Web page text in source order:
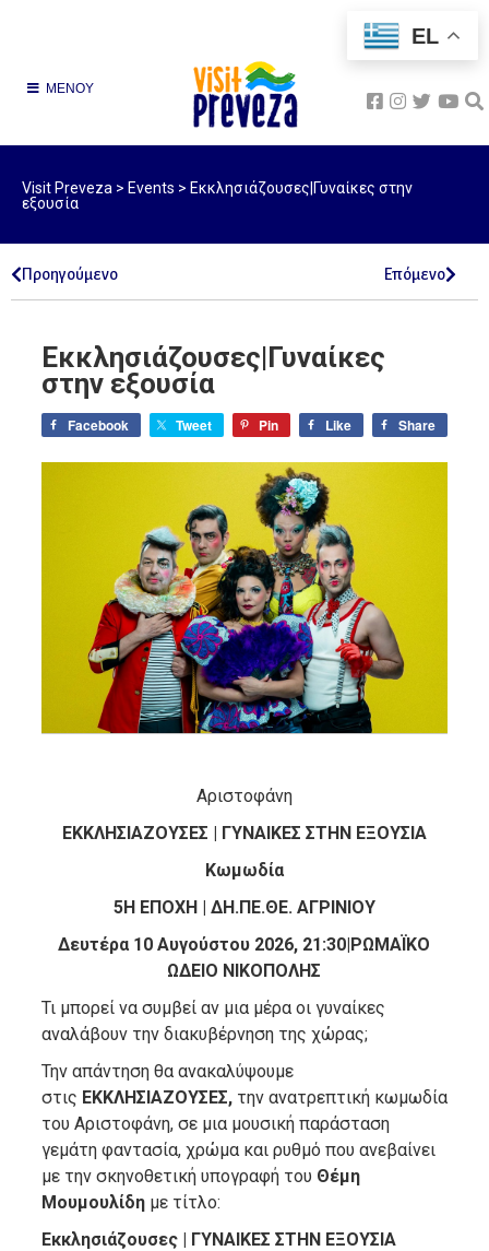
EL
ΜΕΝΟΥ
Visit Preveza > Events > Εκκλησιάζουσες|Γυναίκες στην
εξουσία
Προηγούμενο Επόμενο
Εκκλησιάζουσες|Γυναίκες
στην εξουσία
Facebook Tweet Pin Like Share
Αριστοφάνη
ΕΚΚΛΗΣΙΑΖΟΥΣΕΣ | ΓΥΝΑΙΚΕΣ ΣΤΗΝ ΕΞΟΥΣΙΑ
Κωμωδία
5Η ΕΠΟΧΗ | ΔΗ.ΠΕ.ΘΕ. ΑΓΡΙΝΙΟΥ
Δευτέρα 10 Αυγούστου 2026, 21:30|ΡΩΜΑΪΚΟ
ΩΔΕΙΟ ΝΙΚΟΠΟΛΗΣ
Τι μπορεί να συμβεί αν μια μέρα οι γυναίκες
αναλάβουν την διακυβέρνηση της χώρας;
Την απάντηση θα ανακαλύψουμε
στις ΕΚΚΛΗΣΙΑΖΟΥΣΕΣ, την ανατρεπτική κωμωδία
του Αριστοφάνη, σε μια μουσική παράσταση
γεμάτη φαντασία, χρώμα και ρυθμό που ανεβαίνει
με την σκηνοθετική υπογραφή του Θέμη
Μουμουλίδημε τίτλο:
Εκκλησιάζουσες | ΓΥΝΑΙΚΕΣ ΣΤΗΝ ΕΞΟΥΣΙΑ